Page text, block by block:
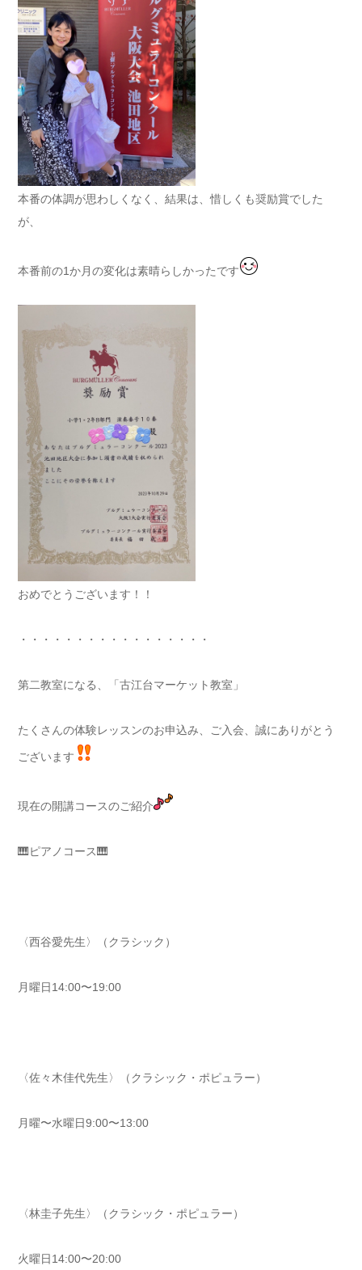
本番の体調が思わしくなく、結果は、惜しくも奨励賞でした
が、
本番前の1か月の変化は素晴らしかったです
おめでとうございます！！
・・・・・・・・・・・・・・・・・
第二教室になる、「古江台マーケット教室」
たくさんの体験レッスンのお申込み、ご入会、誠にありがとう
ございます
現在の開講コースのご紹介
🎹ピアノコース🎹
〈西谷愛先生〉（クラシック）
月曜日14:00〜19:00
〈佐々木佳代先生〉（クラシック・ポピュラー）
月曜〜水曜日9:00〜13:00
〈林圭子先生〉（クラシック・ポピュラー）
火曜日14:00〜20:00